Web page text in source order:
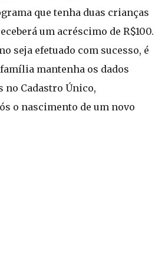
que tenha duas crianças
um acréscimo de R$100.
seja efetuado com sucesso, é
mantenha os dados
no Cadastro Único,
o nascimento de um novo